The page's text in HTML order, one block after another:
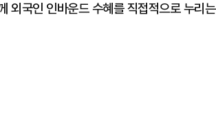
외국인 인바운드 수혜를 직접적으로 누리는